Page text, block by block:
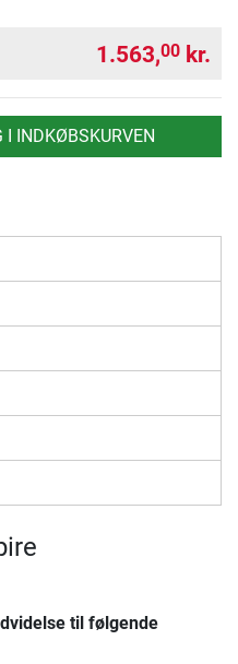
1.563,00 kr.
INDKØBSKURVEN
til følgende